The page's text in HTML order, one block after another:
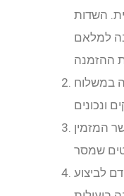
השדות
למלאם
במשלוח
המזמין
לביצוע